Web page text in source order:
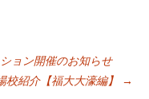
ョン開催のお知らせ
校紹介【福大大濠編】 →